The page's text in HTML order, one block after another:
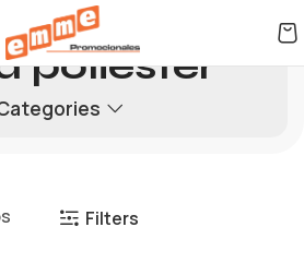
poliester
Filters